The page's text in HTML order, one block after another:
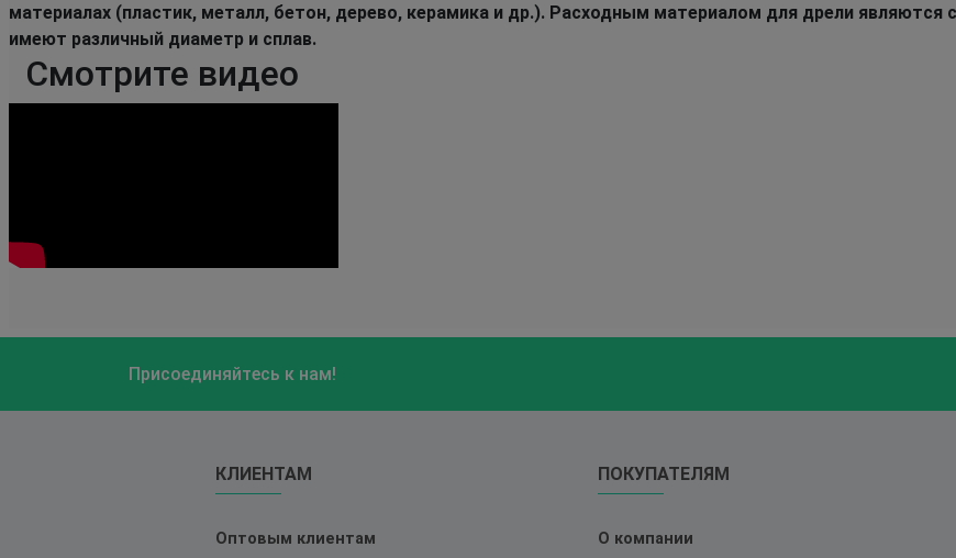
материалах (пластик, металл, бетон, дерево, керамика и др.). Расходным материалом для дрели являются
имеют различный диаметр и сплав.
Смотрите видео
Присоединяйтесь к нам!
КЛИЕНТАМ
Оптовым клиентам
ПОКУПАТЕЛЯМ
О компании